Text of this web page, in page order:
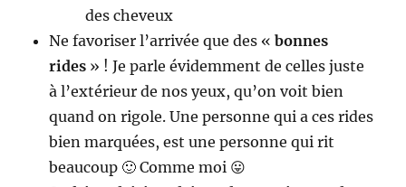
des cheveux
Ne favoriser l’arrivée que des «bonnes
rides » ! Je parle évidemment de celles juste
à l’extérieur de nos yeux, qu’on voit bien
quand on rigole. Une personne qui a ces rides
bien marquées, est une personne qui rit
beaucoup 🙂 Comme moi 😛